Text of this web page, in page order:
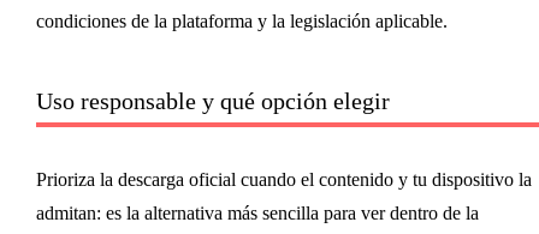
condiciones de la plataforma y la legislación aplicable.
Uso responsable y qué opción elegir
Prioriza la descarga oficial cuando el contenido y tu dispositivo la
admitan: es la alternativa más sencilla para ver dentro de la